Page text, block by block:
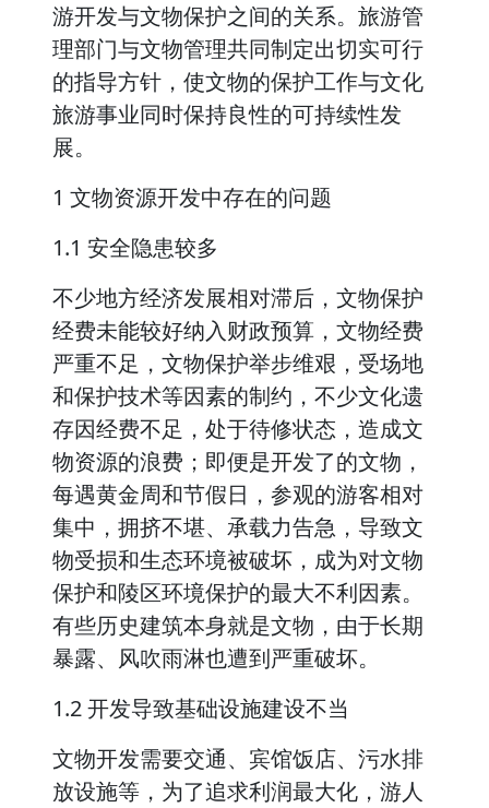
游开发与文物保护之间的关系。旅游管
理部门与文物管理共同制定出切实可行
的指导方针，使文物的保护工作与文化
旅游事业同时保持良性的可持续性发
展。
1 文物资源开发中存在的问题
1.1 安全隐患较多
不少地方经济发展相对滞后，文物保护
经费未能较好纳入财政预算，文物经费
严重不足，文物保护举步维艰，受场地
和保护技术等因素的制约，不少文化遗
存因经费不足，处于待修状态，造成文
物资源的浪费；即便是开发了的文物，
每遇黄金周和节假日，参观的游客相对
集中，拥挤不堪、承载力告急，导致文
物受损和生态环境被破坏，成为对文物
保护和陵区环境保护的最大不利因素。
有些历史建筑本身就是文物，由于长期
暴露、风吹雨淋也遭到严重破坏。
1.2 开发导致基础设施建设不当
文物开发需要交通、宾馆饭店、污水排
放设施等，为了追求利润最大化，游人